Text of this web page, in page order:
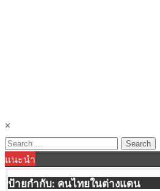
×
Search
for:
แนะนำ
ป้ายกำกับ: คนไทยในต่างแดน